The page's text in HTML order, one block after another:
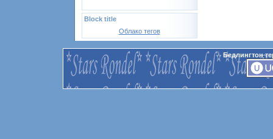
Block title
Облако тегов
Бедлингтон